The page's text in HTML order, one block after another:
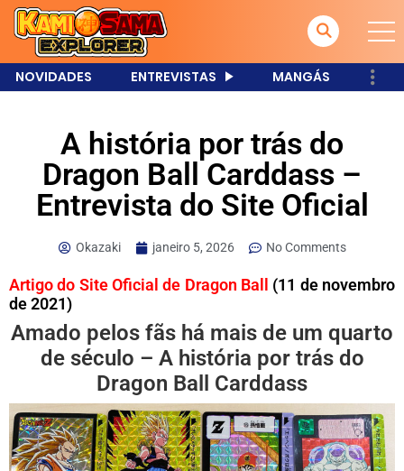
NOVIDADES ENTREVISTAS MANGÁS
A história por trás do
Dragon Ball Carddass –
Entrevista do Site Oficial
Okazaki janeiro 5, 2026 No Comments
Artigo do Site Oficial de Dragon Ball (11 de novembro
de 2021)
Amado pelos fãs há mais de um quarto
de século – A história por trás do
Dragon Ball Carddass